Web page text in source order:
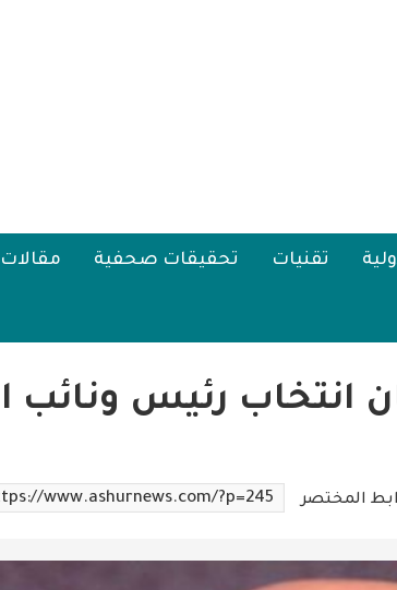
تقنيات تحقيقات صحفية مقالات
انتخاب رئيس ونائب
المختصر www.ashurnews.com/?p=245